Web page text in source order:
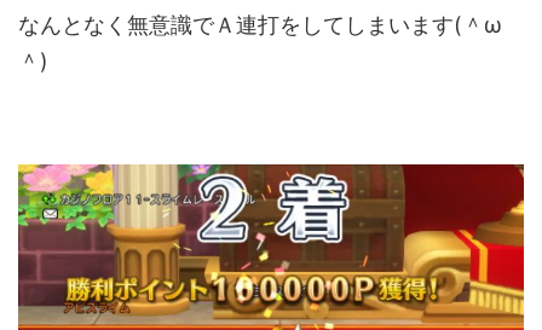
なんとなく無意識でＡ連打をしてしまいます(＾ω
＾)